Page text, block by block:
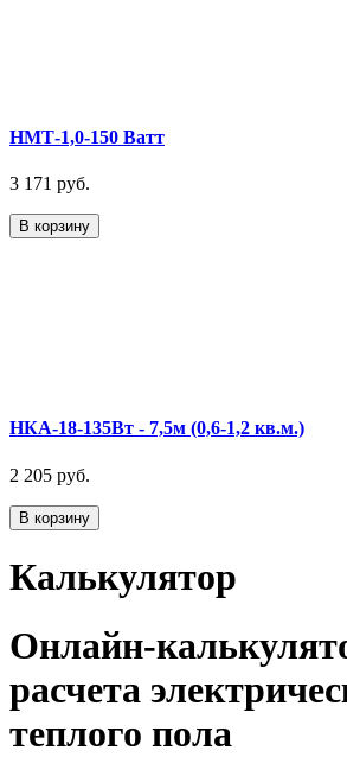
НМТ-1,0-150 Ватт
3 171 руб.
В корзину
НКА-18-135Вт - 7,5м (0,6-1,2 кв.м.)
2 205 руб.
В корзину
Калькулятор
Онлайн-
расчета
теплого пола